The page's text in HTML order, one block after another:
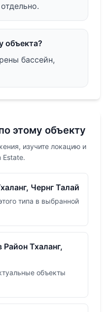
объекта?
бассейн,
этому объекту
изучите локацию и
Estate.
Чернг Талай
типа в выбранной
Тхаланг,
объекты